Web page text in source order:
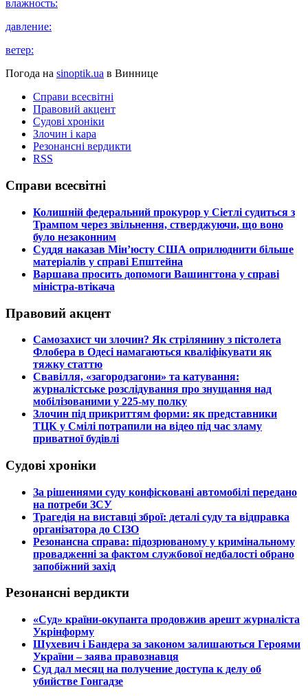
влажность:
давление:
ветер:
Погода на sinoptik.ua в Виннице
Справи всесвітні
Правовий акцент
Судові хроніки
Злочин і кара
Резонансні вердикти
RSS
Справи всесвітні
​Колишній федеральний прокурор у Сіетлі судиться з
Трампом через звільнення, стверджуючи, що воно
було незаконним
​Суддя наказав Мін’юсту США оприлюднити більше
матеріалів у справі Епштейна
​Варшава просить допомоги Вашингтона у справі
міністра-втікача
Правовий акцент
​Самозахист чи злочин? Як стрілянину з пістолета
Флобера в Одесі намагаються кваліфікувати як
тяжку статтю
​Свавілля, «загородзагони» та катування:
журналістське розслідування про знущання над
мобілізованими у 225-му полку
​Злочин під прикриттям форми: як представники
ТЦК у Смілі потрапили на відео під час зламу
приватної будівлі
Судові хроніки
​За рішеннями суду конфісковані автомобілі передано
на потреби ЗСУ
​Трагедія на виставці зброї: деталі суду та відправка
організатора до СІЗО
​Резонансна справа: підозрюваному у кримінальному
провадженні за фактом службової недбалості обрано
запобіжний захід
Резонансні вердикти
​«Суд» країни-окупанта продовжив арешт журналіста
Укрінформу
Шухевич і Бандера за законом залишаються Героями
України – заява правознавця
Суд дал месяц на получение доступа к делу об
убийстве Гонгадзе